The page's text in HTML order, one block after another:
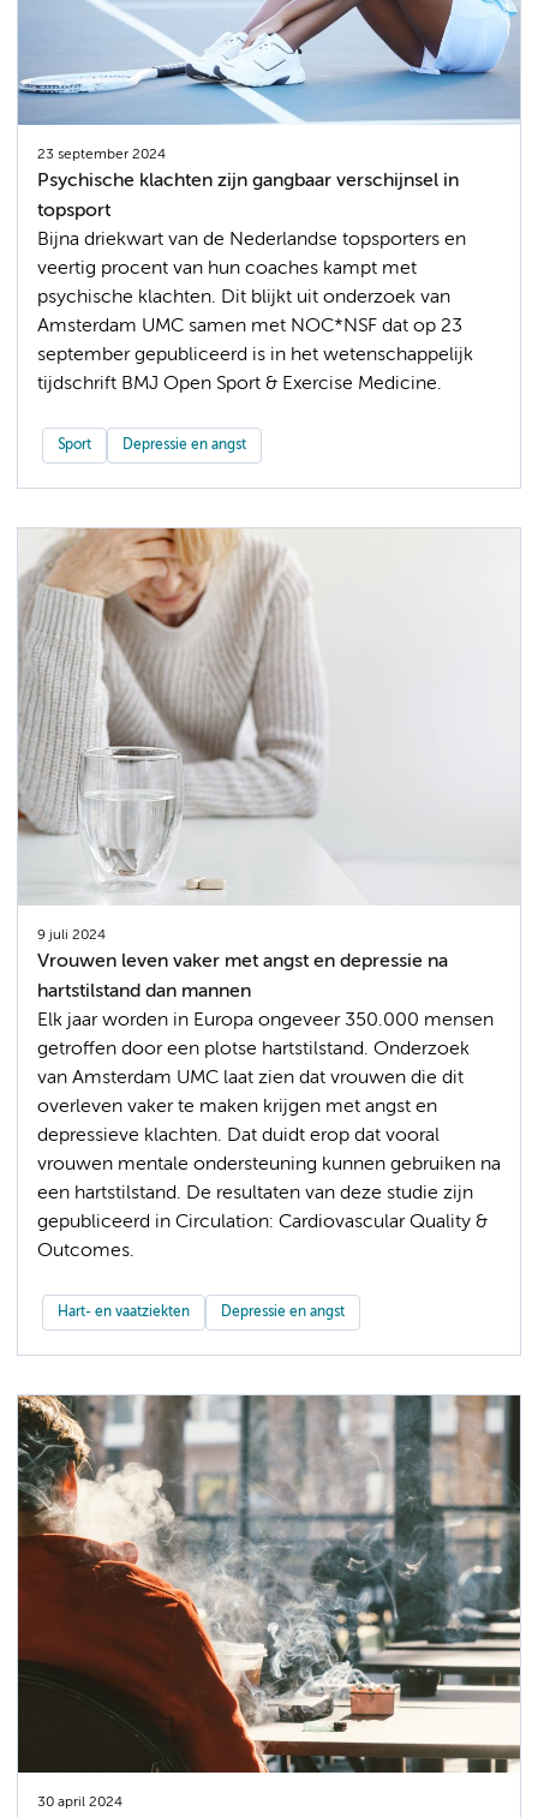
23 september 2024
Psychische klachten zijn gangbaar verschijnsel in
topsport
Bijna driekwart van de Nederlandse topsporters en
veertig procent van hun coaches kampt met
psychische klachten. Dit blijkt uit onderzoek van
Amsterdam UMC samen met NOC*NSF dat op 23
september gepubliceerd is in het wetenschappelijk
tijdschrift BMJ Open Sport & Exercise Medicine.
Sport Depressie en angst
9 juli 2024
Vrouwen leven vaker met angst en depressie na
hartstilstand dan mannen
Elk jaar worden in Europa ongeveer 350.000 mensen
getroffen door een plotse hartstilstand. Onderzoek
van Amsterdam UMC laat zien dat vrouwen die dit
overleven vaker te maken krijgen met angst en
depressieve klachten. Dat duidt erop dat vooral
vrouwen mentale ondersteuning kunnen gebruiken na
een hartstilstand. De resultaten van deze studie zijn
gepubliceerd in Circulation: Cardiovascular Quality &
Outcomes.
Hart- en vaatziekten Depressie en angst
30 april 2024